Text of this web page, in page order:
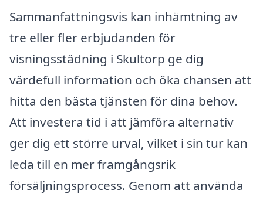
Sammanfattningsvis kan inhämtning av
tre eller fler erbjudanden för
visningsstädning i Skultorp ge dig
värdefull information och öka chansen att
hitta den bästa tjänsten för dina behov.
Att investera tid i att jämföra alternativ
ger dig ett större urval, vilket i sin tur kan
leda till en mer framgångsrik
försäljningsprocess. Genom att använda